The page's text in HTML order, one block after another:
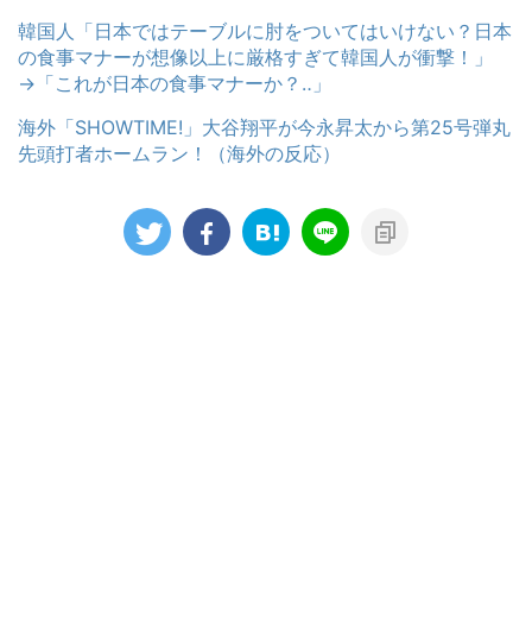
韓国人「日本ではテーブルに肘をついてはいけない？日本
の食事マナーが想像以上に厳格すぎて韓国人が衝撃！」
→「これが日本の食事マナーか？‥」
海外「SHOWTIME!」大谷翔平が今永昇太から第25号弾丸
先頭打者ホームラン！（海外の反応）